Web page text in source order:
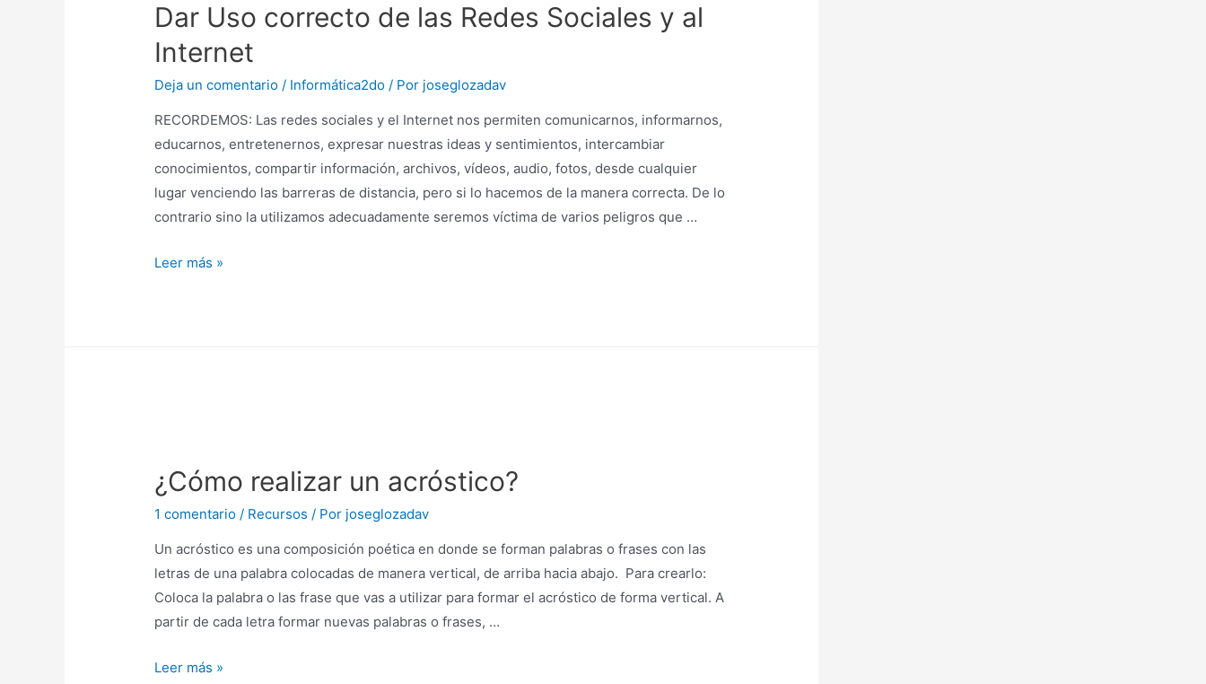
Dar Uso correcto de las Redes Sociales y al
Internet
Deja un comentario / Informática2do / Por joseglozadav
RECORDEMOS: Las redes sociales y el Internet nos permiten comunicarnos, informarnos,
educarnos, entretenernos, expresar nuestras ideas y sentimientos, intercambiar
conocimientos, compartir información, archivos, vídeos, audio, fotos, desde cualquier
lugar venciendo las barreras de distancia, pero si lo hacemos de la manera correcta. De lo
contrario sino la utilizamos adecuadamente seremos víctima de varios peligros que …
Leer más »
¿Cómo realizar un acróstico?
1 comentario / Recursos / Por joseglozadav
Un acróstico es una composición poética en donde se forman palabras o frases con las
letras de una palabra colocadas de manera vertical, de arriba hacia abajo. Para crearlo:
Coloca la palabra o las frase que vas a utilizar para formar el acróstico de forma vertical. A
partir de cada letra formar nuevas palabras o frases, …
Leer más »